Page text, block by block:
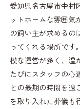
愛知県名古屋市中村
ットホームな雰囲気
の飼い主が求めるの
ってくれる場所です
模な運営が多く、温
たびにスタッフの心
との最期の時間を過
を取り入れた葬儀も